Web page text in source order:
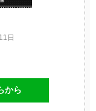
日
から